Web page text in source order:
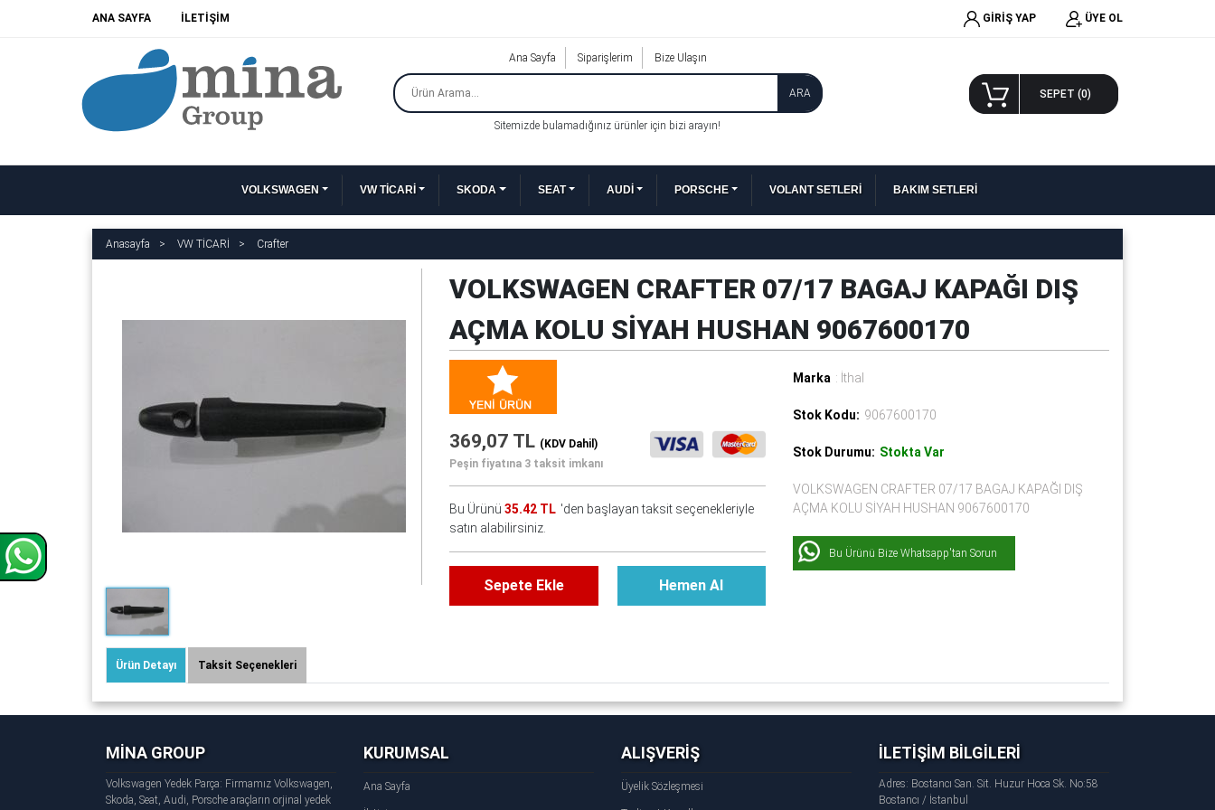
ANA SAYFA İLETİŞİM GİRİŞ YAP ÜYE OL
Ana Sayfa Siparişlerim Bize Ulaşın
ARA
Sitemizde bulamadığınız ürünler için bizi arayın!
SEPET (0)
VOLKSWAGEN VW TİCARİ SKODA SEAT AUDİ PORSCHE VOLANT SETLERİ BAKIM SETLERİ
Anasayfa VW TİCARİ Crafter
VOLKSWAGEN CRAFTER 07/17 BAGAJ KAPAĞI DIŞ
AÇMA KOLU SİYAH HUSHAN 9067600170
369,07 TL (KDV Dahil)
Peşin fiyatına 3 taksit imkanı
Bu Ürünü 35.42 TL 'den başlayan taksit seçenekleriyle
satın alabilirsiniz.
Sepete Ekle Hemen Al
Marka : İthal
Stok Kodu: 9067600170
Stok Durumu: Stokta Var
VOLKSWAGEN CRAFTER 07/17 BAGAJ KAPAĞI DIŞ
AÇMA KOLU SİYAH HUSHAN 9067600170
Bu Ürünü Bize Whatsapp'tan Sorun
Ürün Detayı Taksit Seçenekleri
MİNA GROUP
Volkswagen Yedek Parça: Firmamız Volkswagen,
Skoda, Seat, Audi, Porsche araçların orjinal yedek
KURUMSAL
Ana Sayfa
ALIŞVERİŞ
Üyelik Sözleşmesi
İLETİŞİM BİLGİLERİ
Adres: Bostancı San. Sit. Huzur Hoca Sk. No:58
Bostancı / İstanbul